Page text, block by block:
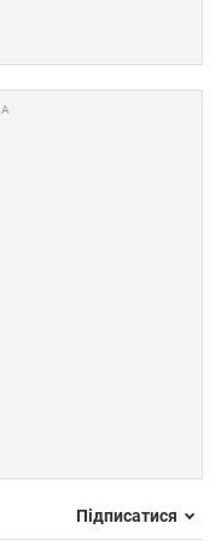
Підписатися